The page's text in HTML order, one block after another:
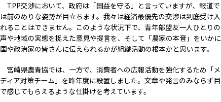
TPP交渉において、政府は「国益を守る」と言っていますが、報道で
は前のめりな姿勢が目立ちます。我々は経済最優先の交渉は到底受け入
れることはできません。このような状況下で、青年部盟友一人ひとりの
声や地域の実態を捉えた意見や提言を、そして「農家の本音」をいかに
国や政治家の皆さんに伝えられるかが組織活動の根本かと思います。
宮崎県農青協では、一方で、消費者への広報活動を強化するため「メ
ディア対策チーム」を昨年度に設置しました。文章や発言のみならず目
で感じてもらえるような仕掛けを考えています。